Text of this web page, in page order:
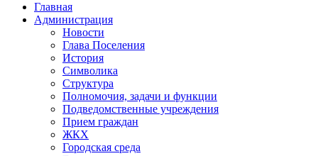
Главная
Администрация
Новости
Глава Поселения
История
Символика
Структура
Полномочия, задачи и функции
Подведомственные учреждения
Прием граждан
ЖКХ
Городская среда